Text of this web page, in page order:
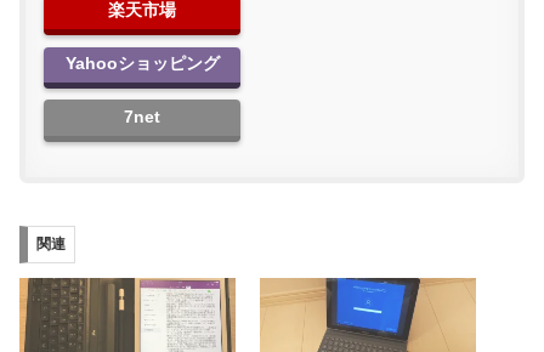
楽天市場
Yahooショッピング
7net
関連